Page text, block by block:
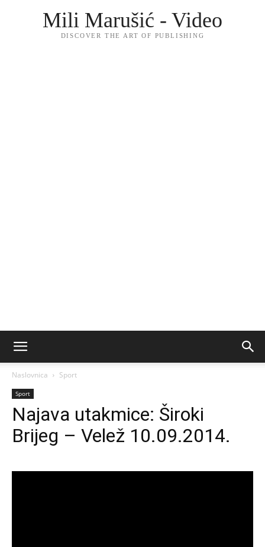
Mili Marušić - Video
DISCOVER THE ART OF PUBLISHING
Naslovnica Sport
Sport
Najava utakmice: Široki
Brijeg – Velež 10.09.2014.